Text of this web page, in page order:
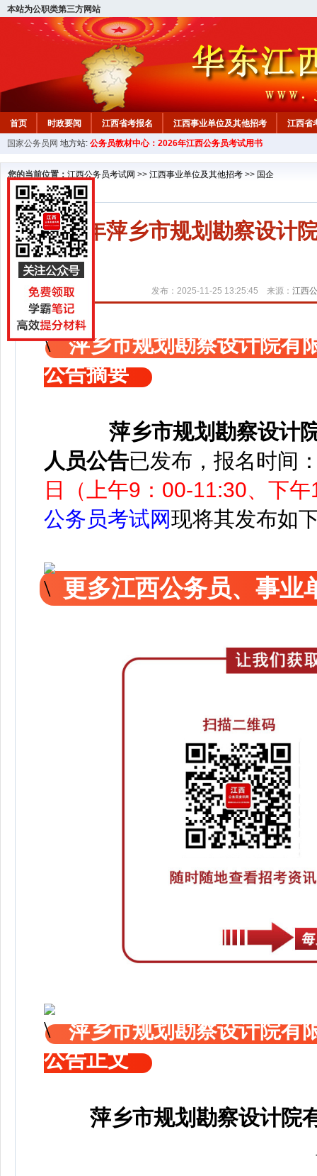
本站为公职类第三方网站
首页 时政要闻 江西省考报名 江西事业单位及其他招考 江西省
教材中心
国家公务员网 地方站: 公务员教材中心：2026年江西公务员考试用书
您的当前位置： 江西公务员考试网 >> 江西事业单位及其他招考 >> 国企
2025年萍乡市规划勘察设计
发布：2025-11-25 13:25:45 来源： 江西
萍乡市规划勘察设计院有
公告摘要
萍乡市规划勘察设计
人员公告已发布，报名时间
日（上午9：00-11:30、下
公务员考试网现将其发布如
更多江西公务员、事业
萍乡市规划勘察设计院有
公告正文
萍乡市规划勘察设计院